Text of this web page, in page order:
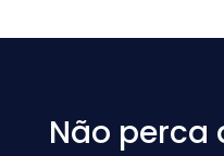
Não perca